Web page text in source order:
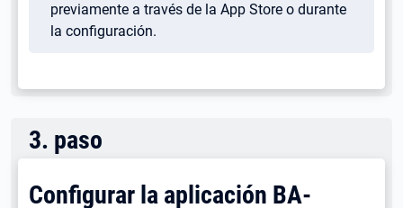
previamente a través de la App Store o durante
la configuración.
3. paso
Configurar la aplicación BA-